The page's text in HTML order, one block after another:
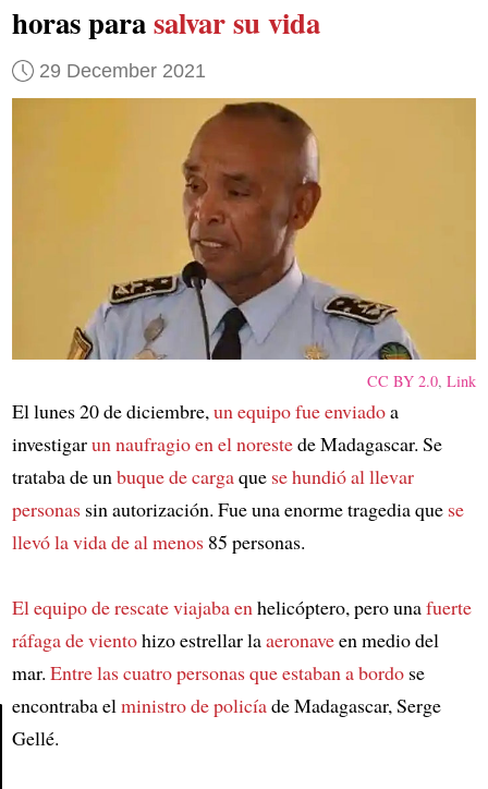
horas parasalvar su vida
29 December 2021
CC BY 2.0,Link
El lunes 20 de diciembre,un equipo fue enviadoa
investigarun naufragio en el norestede Madagascar. Se
trataba de unbuque de cargaque se hundió al llevar
personassin autorización. Fue una enorme tragedia que se
llevó la vida de al menos85 personas.
El equipo de rescate viajaba enhelicóptero, pero unafuerte
ráfaga de vientohizo estrellar laaeronaveen medio del
mar. Entre las cuatro personas que estaban a bordose
encontraba elministro de policíade Madagascar, Serge
Gellé.